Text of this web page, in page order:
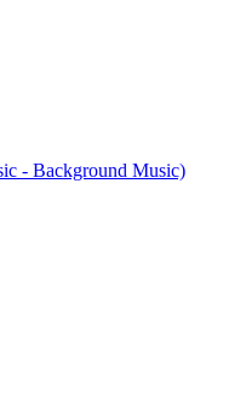
- Background Music)